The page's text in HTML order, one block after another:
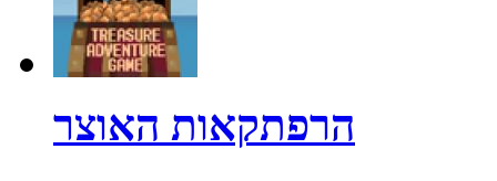
הרפתקאות האוצר